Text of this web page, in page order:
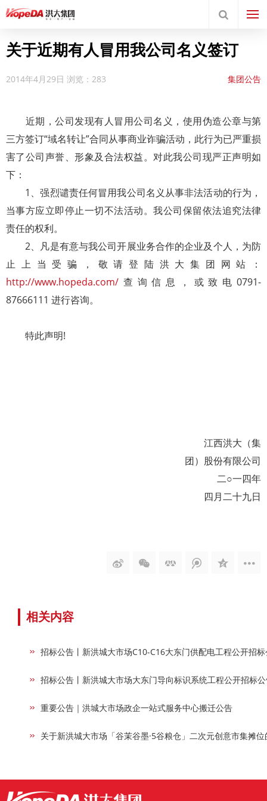
关于近期有人冒用我公司名义签订
2014年4月29日 浏览：283 集团公告
近期，公司发现有人冒用公司名义，使用伪造公章与第
三方签订“域名转让”合同从事商业诈骗活动，此行为已严重损
害了公司声誉、形象及合法权益。对此我公司现严正声明如
下：
1、强烈谴责任何冒用我公司名义从事非法活动的行为，
当事方应立即停止一切不法活动。我公司保留依法追究法律
责任的权利。
2、凡是有意与我公司开展业务合作的企业及个人，为防
止上当受骗，敬请登陆洪大集团网站：
http://www.hopeda.com/ 查询信息，或致电0791-
87666111 进行咨询。
特此声明!
江西洪大（集
团）股份有限公司
二○一四年
四月二十九日
相关内容
招标公告丨新洪城大市场C10-C16大东门供配电工程公开招
招标公告丨新洪城大市场大东门导向标识系统工程公开招标
重要公告｜洪城大市场政企一站式服务中心搬迁公告
关于新洪城大市场「谷茉谷墨·5谷粮仓」二次元创意市集摊